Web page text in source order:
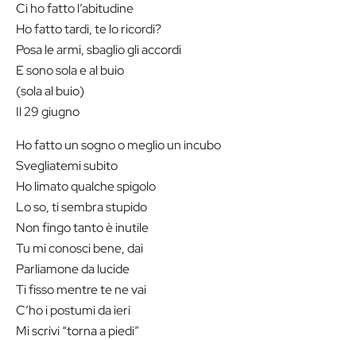
Ci ho fatto l’abitudine
Ho fatto tardi, te lo ricordi?
Posa le armi, sbaglio gli accordi
E sono sola e al buio
(sola al buio)
Il 29 giugno
Ho fatto un sogno o meglio un incubo
Svegliatemi subito
Ho limato qualche spigolo
Lo so, ti sembra stupido
Non fingo tanto è inutile
Tu mi conosci bene, dai
Parliamone da lucide
Ti fisso mentre te ne vai
C’ho i postumi da ieri
Mi scrivi “torna a piedi”